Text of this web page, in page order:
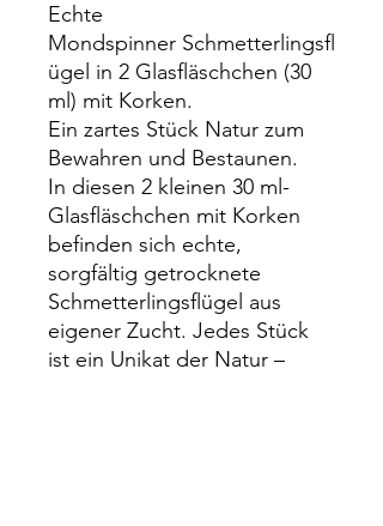
Echte
Mondspinner Schmetterlingsfl
ügel in 2 Glasfläschchen (30
ml) mit Korken.
Ein zartes Stück Natur zum
Bewahren und Bestaunen.
In diesen 2 kleinen 30 ml-
Glasfläschchen mit Korken
befinden sich echte,
sorgfältig getrocknete
Schmetterlingsflügel aus
eigener Zucht. Jedes Stück
ist ein Unikat der Natur –